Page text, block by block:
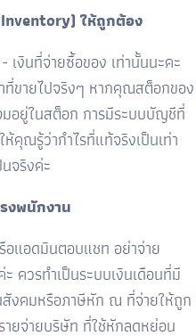
ให้ถูกต้อง
เงินที่จ่ายซื้อของ เท่านั้นนะคะ
ขายไปจริงๆ หากคุณสต็อกของ
มอยู่ในสต็อก การมีระบบบัญชีที่
คุณรู้ว่ากำไรที่แท้จริงเป็นเท่า
จริงค่ะ
งพนักงาน
แอดมินตอบแชท อย่าจ่าย
ควรทำเป็นระบบเงินเดือนที่มี
สังคมหรือภาษีหัก ณ ที่จ่ายให้ถูก
ายจ่ายบริษัท ที่ใช้หักลดหย่อน